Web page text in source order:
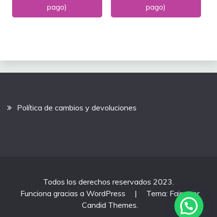
pago)
pago)
Política de cambios y devoluciones
Todos los derechos reservados 2023.
Funciona gracias a WordPress
|
Tema: Fairy por
Candid Themes